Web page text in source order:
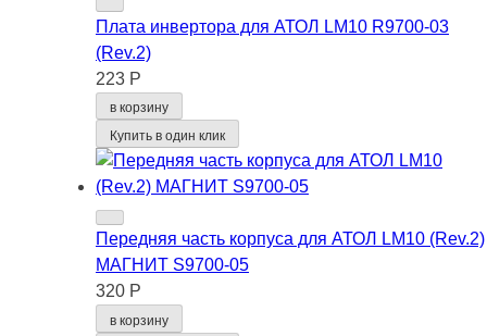
Плата инвертора для АТОЛ LM10 R9700-03
(Rev.2)
223 Р
в корзину
Купить в один клик
Передняя часть корпуса для АТОЛ LM10 (Rev.2)
МАГНИТ S9700-05
320 Р
в корзину